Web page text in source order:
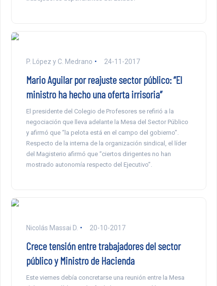
P. López y C. Medrano 24-11-2017
Mario Aguilar por reajuste sector público: “El
ministro ha hecho una oferta irrisoria”
El presidente del Colegio de Profesores se refirió a la
negociación que lleva adelante la Mesa del Sector Público
y afirmó que “la pelota está en el campo del gobierno”.
Respecto de la interna de la organización sindical, el líder
del Magisterio afirmó que “ciertos dirigentes no han
mostrado autonomía respecto del Ejecutivo”.
Nicolás Massai D. 20-10-2017
Crece tensión entre trabajadores del sector
público y Ministro de Hacienda
Este viernes debía concretarse una reunión entre la Mesa